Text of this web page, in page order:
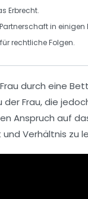
Erbrecht.
in einigen
rechtliche Folgen.
durch eine
Frau, die
Anspruch auf
und Verhältnis zu